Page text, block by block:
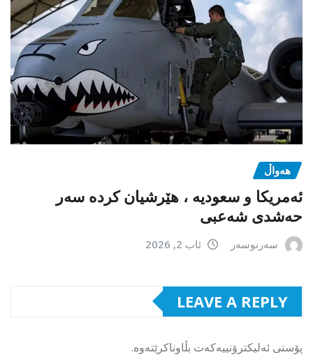
هەواڵ
ئەمریکا و سعودیە ، هێرشیان کردە سەر
حەشدی شەعبی
سەرنوسەر ئاب 2, 2026
LEAVE A REPLY
پۆستی ئەلیکترۆنییەکەت بڵاوناکرێتەوە.